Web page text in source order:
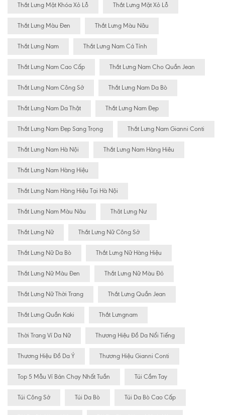
Thắt Lưng Mặt Khóa Xỏ Lỗ Thắt Lưng Mặt Xỏ Lỗ
Thắt Lưng Màu Đen Thắt Lưng Màu Nâu
Thắt Lưng Nam Thắt Lưng Nam Cá Tính
Thắt Lưng Nam Cao Cấp Thắt Lưng Nam Cho Quần Jean
Thắt Lưng Nam Công Sở Thắt Lưng Nam Da Bò
Thắt Lưng Nam Da Thật Thắt Lưng Nam Đẹp
Thắt Lưng Nam Đẹp Sang Trọng Thắt Lưng Nam Gianni Conti
Thắt Lưng Nam Hà Nội Thắt Lưng Nam Hàng Hiêu
Thắt Lưng Nam Hàng Hiệu
Thắt Lưng Nam Hàng Hiệu Tại Hà Nội
Thắt Lưng Nam Màu Nâu Thăt Lưng Nư
Thắt Lưng Nữ Thắt Lưng Nữ Công Sở
Thắt Lưng Nữ Da Bò Thắt Lưng Nữ Hàng Hiệu
Thắt Lưng Nữ Màu Đen Thắt Lưng Nữ Màu Đỏ
Thắt Lưng Nữ Thời Trang Thắt Lưng Quần Jean
Thắt Lưng Quần Kaki Thắt Lưngnam
Thời Trang Ví Da Nữ Thương Hiệu Đồ Da Nổi Tiếng
Thương Hiệu Đồ Da Ý Thương Hiệu Gianni Conti
Top 5 Mẫu Ví Bán Chạy Nhất Tuần Túi Cầm Tay
Túi Công Sở Túi Da Bò Túi Da Bò Cao Cấp